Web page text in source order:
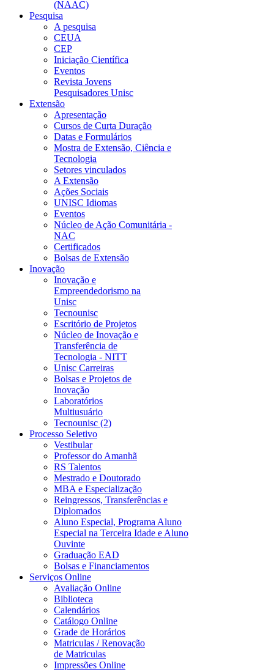
(NAAC)
Pesquisa
A pesquisa
CEUA
CEP
Iniciação Científica
Eventos
Revista Jovens
Pesquisadores Unisc
Extensão
Apresentação
Cursos de Curta Duração
Datas e Formulários
Mostra de Extensão, Ciência e
Tecnologia
Setores vinculados
A Extensão
Ações Sociais
UNISC Idiomas
Eventos
Núcleo de Ação Comunitária -
NAC
Certificados
Bolsas de Extensão
Inovação
Inovação e
Empreendedorismo na
Unisc
Tecnounisc
Escritório de Projetos
Núcleo de Inovação e
Transferência de
Tecnologia - NITT
Unisc Carreiras
Bolsas e Projetos de
Inovação
Laboratórios
Multiusuário
Tecnounisc (2)
Processo Seletivo
Vestibular
Professor do Amanhã
RS Talentos
Mestrado e Doutorado
MBA e Especialização
Reingressos, Transferências e
Diplomados
Aluno Especial, Programa Aluno
Especial na Terceira Idade e Aluno
Ouvinte
Graduação EAD
Bolsas e Financiamentos
Serviços Online
Avaliação Online
Biblioteca
Calendários
Catálogo Online
Grade de Horários
Matriculas / Renovação
de Matriculas
Impressões Online